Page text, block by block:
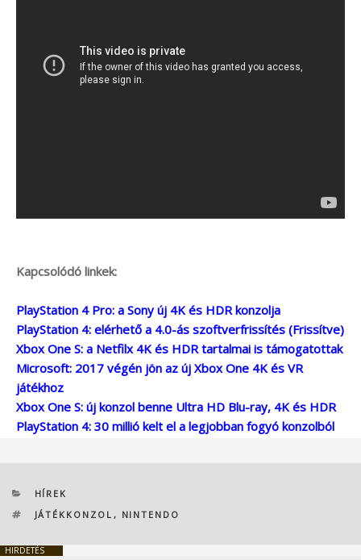
Kapcsolódó linkek:
PlayStation 4 Pro: a Sony új 4K és HDR konzolja
PlayStation 4: elérhető a 4.0-ás szoftverfrissítés (Frissítve)
Xbox One S: a Netfilx 4K és HDR tartalmai is támogatottak
Microsoft: 2017 végén jön az új Xbox One 4K és VR
játékhoz
Xbox One S: új konzol benne Ultra HD Blu-ray, 4K és HDR
PlayStation 4: 30 millió kelt el a legjobban fogyó konzolból
KATEGÓRIÁK
HÍREK
CÍMKÉK
JÁTÉKKONZOL , NINTENDO
HIRDETÉS